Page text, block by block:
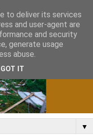
▼
to deliver its services
and user-agent are
and security
generate usage
abuse.
GOT IT